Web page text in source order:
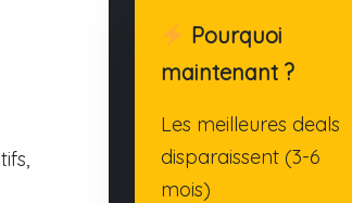
Pourquoi
maintenant ?
Les meilleures deals
disparaissent (3-6
mois)